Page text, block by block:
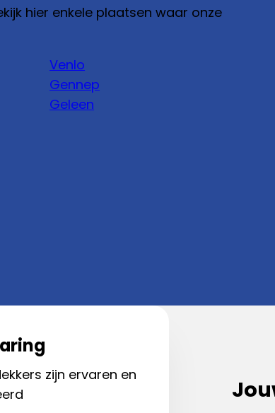
hier enkele plaatsen waar onze
Venlo
Gennep
Geleen
zijn ervaren en